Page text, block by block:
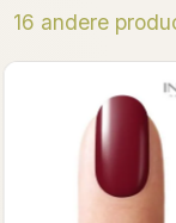
16 andere
Binnenkort op
Sicilian